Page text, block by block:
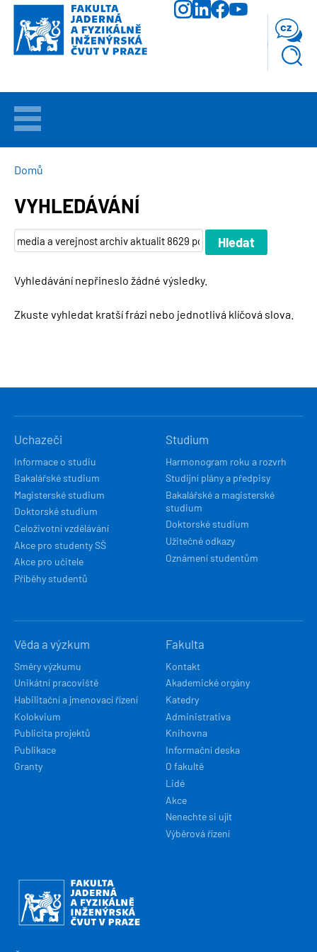
Přejít
hlavnímu
obsahu
VÍTEJTE
UCHAZEČI
STUDIUM
VĚDA
FAKULTA
cz
DROBEČKOVÁ
Domů
VYHLEDÁVÁNÍ
Vyhledávání nepřineslo žádné výsledky.
Zkuste vyhledat kratší frázi nebo jednotlivá klíčová slova.
NAVIGACE
Uchazeči
Informace o studiu
Bakalářské studium
Magisterské studium
Doktorské studium
Celoživotní vzdělávání
Akce pro studenty SŠ
Akce pro učitele
Příběhy studentů
Studium
Harmonogram roku a rozvrh
Studijní plány a předpisy
Bakalářské a magisterské
studium
Doktorské studium
Užitečné odkazy
Oznámení studentům
Věda a výzkum
Směry výzkumu
Unikátní pracoviště
Habilitační a jmenovací řízení
Kolokvium
Publicita projektů
Publikace
Granty
Fakulta
Kontakt
Akademické orgány
Katedry
Administrativa
Knihovna
Informační deska
O fakultě
Lidé
Akce
Nenechte si ujít
Výběrová řízení
Obrázek